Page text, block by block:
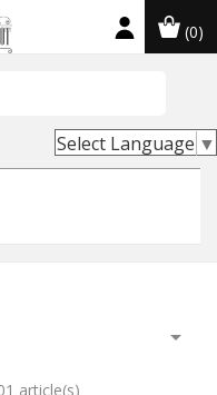
(0)
Select Language ▼

article(s)